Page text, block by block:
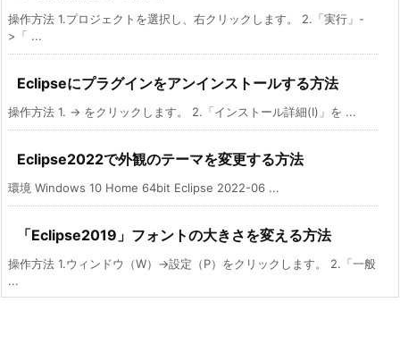
操作方法 1.プロジェクトを選択し、右クリックします。 2.「実行」-
>「 ...
Eclipseにプラグインをアンインストールする方法
操作方法 1. -> をクリックします。 2.「インストール詳細(I)」を ...
Eclipse2022で外観のテーマを変更する方法
環境 Windows 10 Home 64bit Eclipse 2022-06 ...
「Eclipse2019」フォントの大きさを変える方法
操作方法 1.ウィンドウ（W）->設定（P）をクリックします。 2.「一般
...